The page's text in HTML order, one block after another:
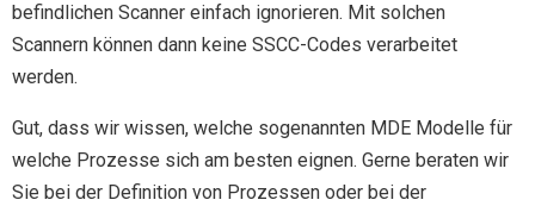
befindlichen Scanner einfach ignorieren. Mit solchen
Scannern können dann keine SSCC-Codes verarbeitet
werden.
Gut, dass wir wissen, welche sogenannten MDE Modelle für
welche Prozesse sich am besten eignen. Gerne beraten wir
Sie bei der Definition von Prozessen oder bei der